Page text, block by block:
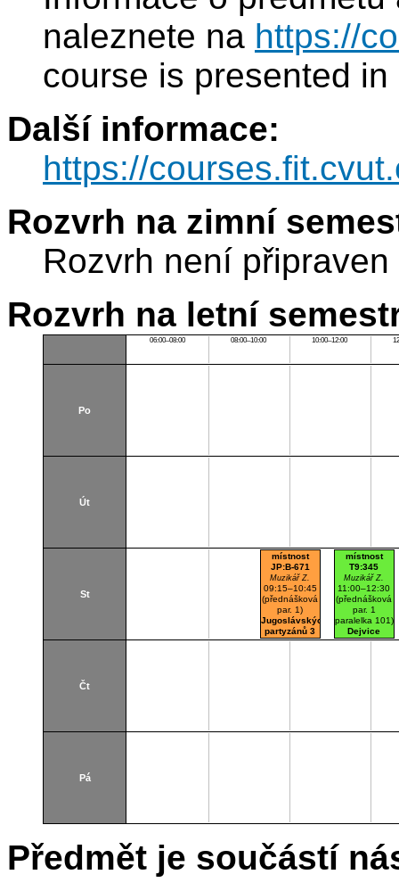
naleznete na https://
course is presented in
Další informace:
https://
Rozvrh na zimní
Rozvrh není připraven
Rozvrh na letní
06:00–08:00 08:00–10:00 10:00–12:00
Po
Út
St
místnost
JP:B-671
Muzikář Z.
09:15–10:45
(přednášková
par. 1)
Jugoslávských
partyzánů 3
místnost
T9:345
Muzikář Z.
11:00–12:30
(přednášková
par. 1
paralelka 101)
Dejvice
NBFIT BOU
Čt
Pá
Předmět je součástí